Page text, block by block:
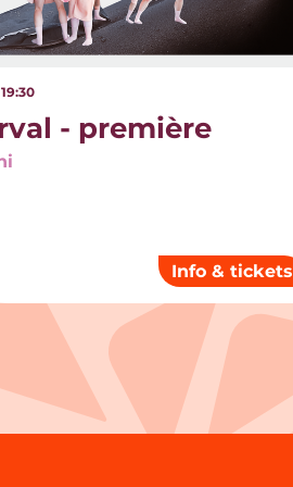
- première
19:30
Info & tickets